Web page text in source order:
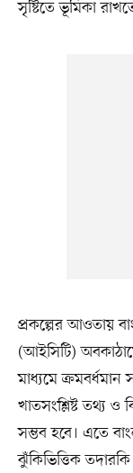
সৃষ্টিতে ভূমিকা
প্রকল্পের আওতায়
(আইসিটি)
মাধ্যমে
খাতসংশ্লিষ্ট তথ্য ও
সম্ভব হবে। এতে
ঝুঁকিভিত্তিক